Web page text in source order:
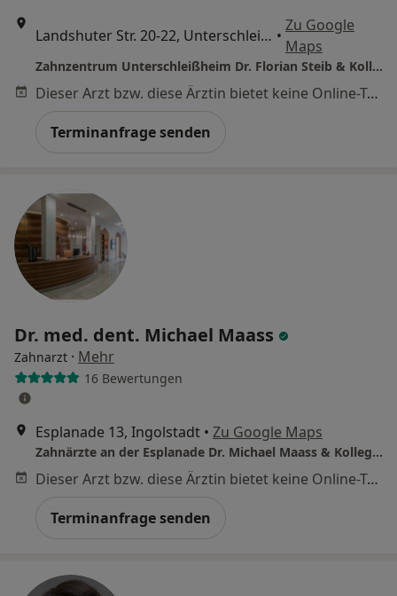
Landshuter Str. 20-22, Unterschleißheim •
Zu Google
Maps
Zahnzentrum Unterschleißheim Dr. Florian Steib & Kollegen
Dieser Arzt bzw. diese Ärztin bietet keine Online-Terminbuchung an diesem Standort an.
Terminanfrage senden
Dr. med. dent. Michael Maass
Zahnarzt · Mehr
16 Bewertungen
Esplanade 13, Ingolstadt • Zu Google Maps
Zahnärzte an der Esplanade Dr. Michael Maass & Kollegen Zahnarzt
Dieser Arzt bzw. diese Ärztin bietet keine Online-Terminbuchung an diesem Standort an.
Terminanfrage senden